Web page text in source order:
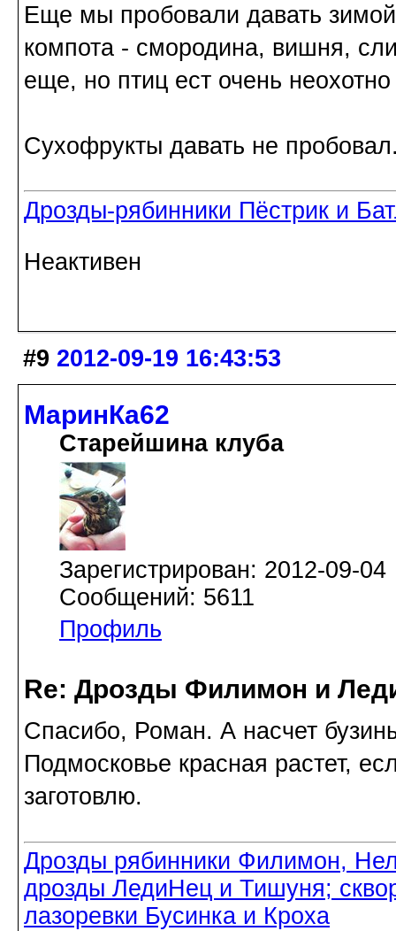
Еще мы пробовали давать
компота - смородина, вишня,
еще, но птиц ест очень
Сухофрукты давать не
Дрозды-рябинники Пёстрик и
Неактивен
#9 2012-09-19 16:43:53
МаринКа62
Старейшина клуба
Зарегистрирован: 2012-09-04
Сообщений: 5611
Профиль
Re: Дрозды Филимон и
Спасибо, Роман. А насчет
Подмосковье красная растет,
заготовлю.
Дрозды рябинники Филимон,
дрозды ЛедиНец и Тишуня;
лазоревки Бусинка и Кроха